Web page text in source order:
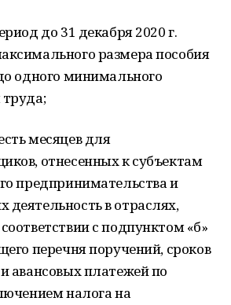
до 31 декабря 2020 г.
размера пособия
одного минимального
месяцев для
отнесенных к субъектам
предпринимательства и
в отраслях,
с подпунктом «б»
перечня поручений, сроков
авансовых платежей по
налога на